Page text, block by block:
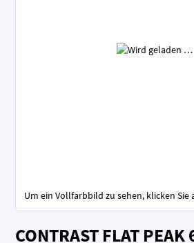
CONTRAST FLAT PEAK
Um ein Vollfarbbild zu sehen, klicken Sie
Anfang